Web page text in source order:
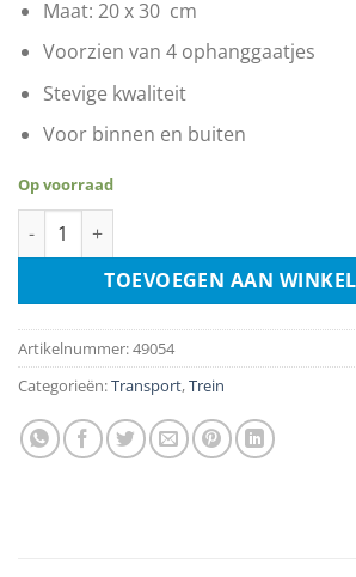
Maat: 20 x 30 cm
Voorzien van 4 ophanggaatjes
Stevige kwaliteit
Voor binnen en buiten
Op voorraad
Fleischmann 60s aantal
TOEVOEGEN AAN
Artikelnummer:49054
Categorieën:Transport,Trein